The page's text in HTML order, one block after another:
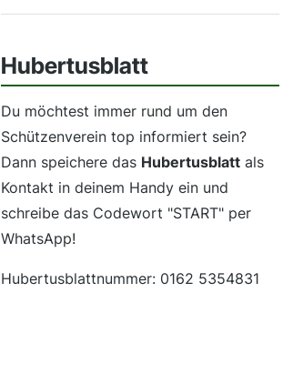
Hubertusblatt
Du möchtest immer rund um den
Schützenverein top informiert sein?
Dann speichere das Hubertusblatt als
Kontakt in deinem Handy ein und
schreibe das Codewort "START" per
WhatsApp!
Hubertusblattnummer: 0162 5354831